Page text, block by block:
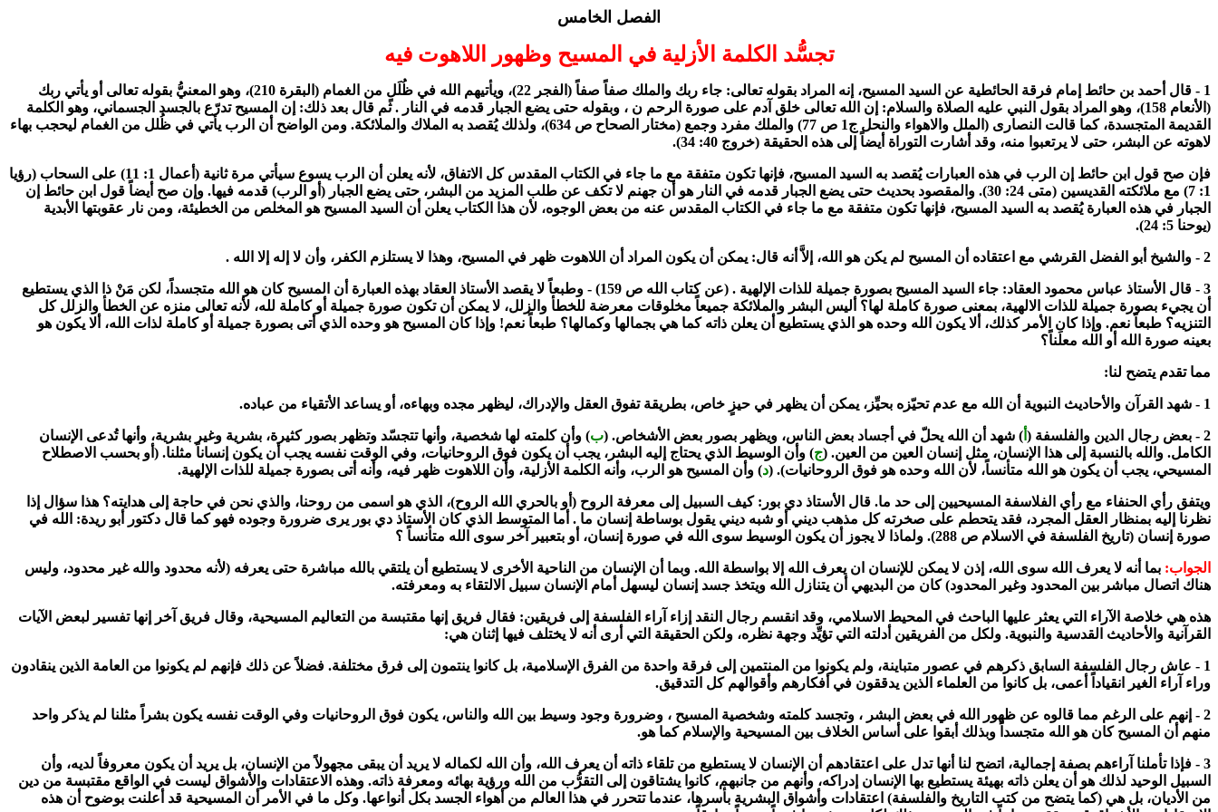
الفصل الخامس
تجسُّد الكلمة الأزلية في المسيح وظهور اللاهوت فيه
1 - قال أحمد بن حائط إمام فرقة الحائطية عن السيد المسيح، إنه المراد بقوله تعالى: جاء ربك والملك صفاً صفاً (الفجر 22)، ويأتيهم الله في ظُلَلٍ من الغمام (البقرة 210)، وهو المعنيُّ بقوله تعالى أو يأتي ربك
(الأنعام 158)، وهو المراد بقول النبي عليه الصلاة والسلام: إن الله تعالى خلق آدم على صورة الرحم ن ، وبقوله حتى يضع الجبار قدمه في النار . ثم قال بعد ذلك: إن المسيح تدرّع بالجسد الجسماني، وهو الكلمة
القديمة المتجسدة، كما قالت النصارى (الملل والاهواء والنحل ج1 ص 77) والملك مفرد وجمع (مختار الصحاح ص 634)، ولذلك يُقصد به الملاك والملائكة. ومن الواضح أن الرب يأتي في ظُلل من الغمام ليحجب بهاء
لاهوته عن البشر، حتى لا يرتعبوا منه، وقد أشارت التوراة أيضاً إلى هذه الحقيقة (خروج 40: 34).
فإن صح قول ابن حائط إن الرب في هذه العبارات يُقصد به السيد المسيح، فإنها تكون متفقة مع ما جاء في الكتاب المقدس كل الاتفاق، لأنه يعلن أن الرب يسوع سيأتي مرة ثانية (أعمال 1: 11) على السحاب (رؤيا
1: 7) مع ملائكته القديسين (متى 24: 30). والمقصود بحديث حتى يضع الجبار قدمه في النار هو أن جهنم لا تكف عن طلب المزيد من البشر، حتى يضع الجبار (أو الرب) قدمه فيها. وإن صح أيضاً قول ابن حائط إن
الجبار في هذه العبارة يُقصد به السيد المسيح، فإنها تكون متفقة مع ما جاء في الكتاب المقدس عنه من بعض الوجوه، لأن هذا الكتاب يعلن أن السيد المسيح هو المخلص من الخطيئة، ومن نار عقوبتها الأبدية
(يوحنا 5: 24).
2 - والشيخ أبو الفضل القرشي مع اعتقاده أن المسيح لم يكن هو الله، إلاَّ أنه قال: يمكن أن يكون المراد أن اللاهوت ظهر في المسيح، وهذا لا يستلزم الكفر، وأن لا إله إلا الله .
3 - قال الأستاذ عباس محمود العقاد: جاء السيد المسيح بصورة جميلة للذات الإلهية . (عن كتاب الله ص 159) - وطبعاً لا يقصد الأستاذ العقاد بهذه العبارة أن المسيح كان هو الله متجسداً، لكن مَنْ ذا الذي يستطيع
أن يجيء بصورة جميلة للذات الالهية، بمعنى صورة كاملة لها؟ أليس البشر والملائكة جميعاً مخلوقات معرضة للخطأ والزلل، لا يمكن أن تكون صورة جميلة أو كاملة لله، لأنه تعالى منزه عن الخطأ والزلل كل
التنزيه؟ طبعاً نعم. وإذا كان الأمر كذلك، ألا يكون الله وحده هو الذي يستطيع أن يعلن ذاته كما هي بجمالها وكمالها؟ طبعاً نعم! وإذا كان المسيح هو وحده الذي أتى بصورة جميلة أو كاملة لذات الله، ألا يكون هو
بعينه صورة الله أو الله معلَناً؟
مما تقدم يتضح لنا:
1 - شهد القرآن والأحاديث النبوية أن الله مع عدم تحيّزه بحيِّز، يمكن أن يظهر في حيزٍ خاص، بطريقة تفوق العقل والإدراك، ليظهر مجده وبهاءه، أو يساعد الأتقياء من عباده.
2 - بعض رجال الدين والفلسفة ( ) شهد أن الله يحلّ في أجساد بعض الناس، ويظهر بصور بعض الأشخاص. (ب) وأن كلمته لها شخصية، وأنها تتجسّد وتظهر بصور كثيرة، بشرية وغير بشرية، وأنها تُدعى الإنسان
الكامل. والله بالنسبة إلى هذا الإنسان، مثل إنسان العين من العين. (ج) وأن الوسيط الذي يحتاج إليه البشر، يجب أن يكون فوق الروحانيات، وفي الوقت نفسه يجب أن يكون إنساناً مثلنا. (أو بحسب الاصطلاح
المسيحي، يجب أن يكون هو الله متأنساً، لأن الله وحده هو فوق الروحانيات). (د) وأن المسيح هو الرب، وأنه الكلمة الأزلية، وأن اللاهوت ظهر فيه، وأنه أتى بصورة جميلة للذات الإلهية.
ويتفق رأي الحنفاء مع رأي الفلاسفة المسيحيين إلى حد ما. قال الأستاذ دي بور: كيف السبيل إلى معرفة الروح (أو بالحري الله الروح)، الذي هو اسمى من روحنا، والذي نحن في حاجة إلى هدايته؟ هذا سؤال إذا
نظرنا إليه بمنظار العقل المجرد، فقد يتحطم على صخرته كل مذهب ديني أو شبه ديني يقول بوساطة إنسان ما . أما المتوسط الذي كان الأستاذ دي بور يرى ضرورة وجوده فهو كما قال دكتور أبو ريدة: الله في
صورة إنسان (تاريخ الفلسفة في الاسلام ص 288). ولماذا لا يجوز أن يكون الوسيط سوى الله في صورة إنسان، أو بتعبير آخر سوى الله متأنساً ؟
الجواب: بما أنه لا يعرف الله سوى الله، إذن لا يمكن للإنسان ان يعرف الله إلا بواسطة الله. وبما أن الإنسان من الناحية الأخرى لا يستطيع أن يلتقي بالله مباشرة حتى يعرفه (لأنه محدود والله غير محدود، وليس
هناك اتصال مباشر بين المحدود وغير المحدود) كان من البديهي أن يتنازل الله ويتخذ جسد إنسان ليسهل أمام الإنسان سبيل الالتقاء به ومعرفته.
هذه هي خلاصة الآراء التي يعثر عليها الباحث في المحيط الاسلامي، وقد انقسم رجال النقد إزاء آراء الفلسفة إلى فريقين: فقال فريق إنها مقتبسة من التعاليم المسيحية، وقال فريق آخر إنها تفسير لبعض الآيات
القرآنية والأحاديث القدسية والنبوية. ولكل من الفريقين أدلته التي تؤيِّد وجهة نظره، ولكن الحقيقة التي أرى أنه لا يختلف فيها إثنان هي:
1 - عاش رجال الفلسفة السابق ذكرهم في عصور متباينة، ولم يكونوا من المنتمين إلى فرقة واحدة من الفرق الإسلامية، بل كانوا ينتمون إلى فرق مختلفة. فضلاً عن ذلك فإنهم لم يكونوا من العامة الذين ينقادون
وراء آراء الغير انقياداً أعمى، بل كانوا من العلماء الذين يدققون في أفكارهم وأقوالهم كل التدقيق.
2 - إنهم على الرغم مما قالوه عن ظهور الله في بعض البشر ، وتجسد كلمته وشخصية المسيح ، وضرورة وجود وسيط بين الله والناس، يكون فوق الروحانيات وفي الوقت نفسه يكون بشراً مثلنا لم يذكر واحد
منهم أن المسيح كان هو الله متجسداً وبذلك أبقوا على أساس الخلاف بين المسيحية والإسلام كما هو.
3 - فإذا تأملنا آراءهم بصفة إجمالية، اتضح لنا أنها تدل على اعتقادهم أن الإنسان لا يستطيع من تلقاء ذاته أن يعرف الله، وأن الله لكماله لا يريد أن يبقى مجهولاً من الإنسان، بل يريد أن يكون معروفاً لديه، وأن
السبيل الوحيد لذلك هو أن يعلن ذاته بهيئة يستطيع بها الإنسان إدراكه، وأنهم من جانبهم، كانوا يشتاقون إلى التقرُّب من الله ورؤية بهائه ومعرفة ذاته. وهذه الاعتقادات والأشواق ليست في الواقع مقتبسة من دين
من الأديان، بل هي (كما يتضح من كتب التاريخ والفلسفة) اعتقادات وأشواق البشرية بأسرها، عندما تتحرر في هذا العالم من أهواء الجسد بكل أنواعها. وكل ما في الأمر أن المسيحية قد أعلنت بوضوح أن هذه